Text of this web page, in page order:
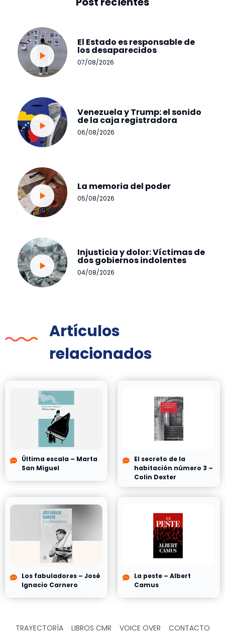
El Estado es responsable de
los desaparecidos
07/08/2026
Venezuela y Trump: el sonido
de la caja registradora
06/08/2026
La memoria del poder
05/08/2026
Injusticia y dolor: Víctimas de
dos gobiernos indolentes
04/08/2026
Artículos
relacionados
Última escala – Marta
San Miguel
El secreto de la
habitación número 3 –
Colin Dexter
Los fabuladores – José
Ignacio Carnero
La peste – Albert
Camus
TRAYECTORÍA LIBROS CMR VOICE OVER CONTACTO